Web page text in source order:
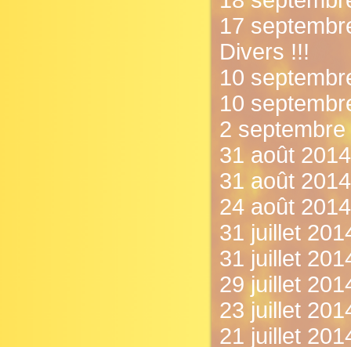
17
Divers !!!
10
10
2
31 août
31 août
24 août
31 juillet
31 juillet
29 juillet
23 juillet
21 juillet